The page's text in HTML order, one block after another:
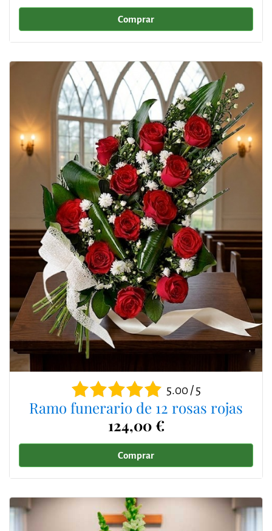
Comprar
5.00 / 5
Ramo funerario de 12 rosas rojas
124,00 €
Comprar